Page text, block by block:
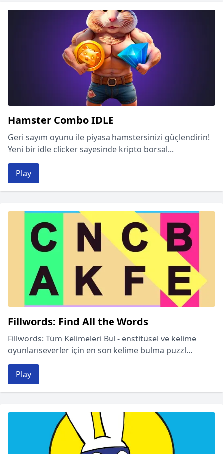
Hamster Combo IDLE
Geri sayım oyunu ile piyasa hamstersinizi güçlendirin!
Yeni bir idle clicker sayesinde kripto borsal...
Play
Fillwords: Find All the Words
Fillwords: Tüm Kelimeleri Bul - enstitüsel ve kelime
oyunlarıseverler için en son kelime bulma puzzl...
Play